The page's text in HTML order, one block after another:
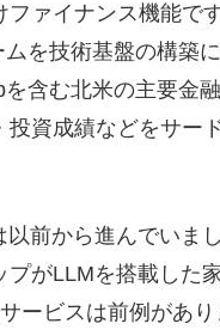
ァイナンス機能で
を技術基盤の構築
含む北米の主要金
資成績などをサー
前から進んでいま
がLLMを搭載した
ービスは前例があ